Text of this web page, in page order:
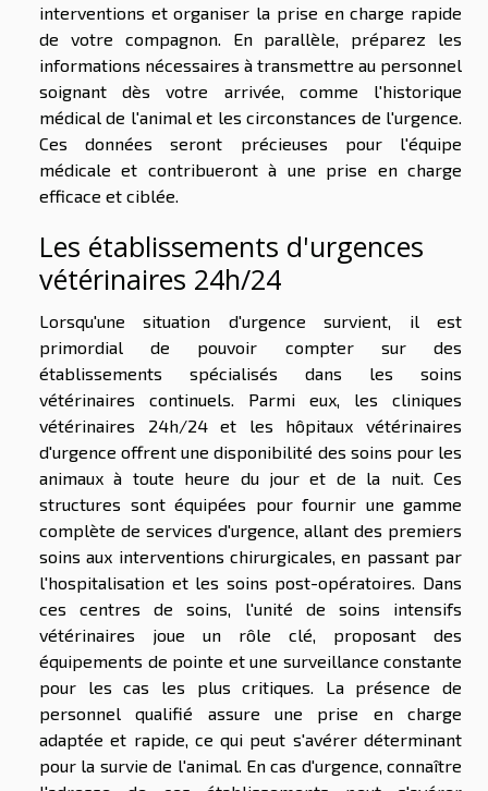
interventions et organiser la prise en charge rapide
de votre compagnon. En parallèle, préparez les
informations nécessaires à transmettre au personnel
soignant dès votre arrivée, comme l'historique
médical de l'animal et les circonstances de l'urgence.
Ces données seront précieuses pour l'équipe
médicale et contribueront à une prise en charge
efficace et ciblée.
Les établissements d'urgences
vétérinaires 24h/24
Lorsqu'une situation d'urgence survient, il est
primordial de pouvoir compter sur des
établissements spécialisés dans les soins
vétérinaires continuels. Parmi eux, les cliniques
vétérinaires 24h/24 et les hôpitaux vétérinaires
d'urgence offrent une disponibilité des soins pour les
animaux à toute heure du jour et de la nuit. Ces
structures sont équipées pour fournir une gamme
complète de services d'urgence, allant des premiers
soins aux interventions chirurgicales, en passant par
l'hospitalisation et les soins post-opératoires. Dans
ces centres de soins, l'unité de soins intensifs
vétérinaires joue un rôle clé, proposant des
équipements de pointe et une surveillance constante
pour les cas les plus critiques. La présence de
personnel qualifié assure une prise en charge
adaptée et rapide, ce qui peut s'avérer déterminant
pour la survie de l'animal. En cas d'urgence, connaître